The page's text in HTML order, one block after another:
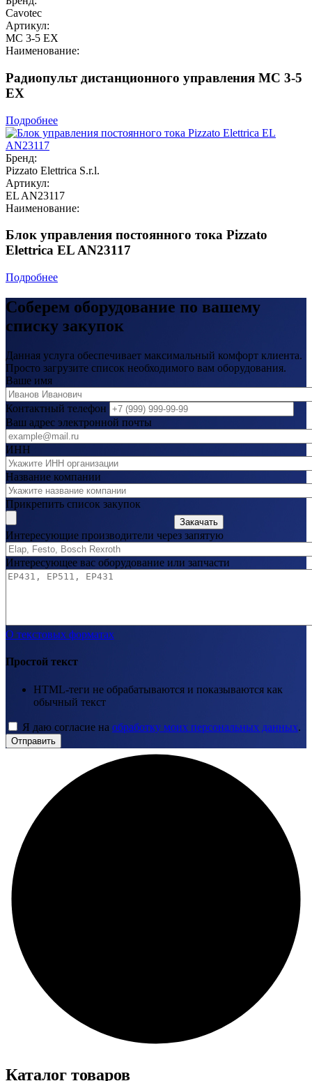
Cavotec
Артикул:
MC 3-5 EX
Наименование:
Радиопульт дистанционного управления MC 3-5
EX
Подробнее
Бренд:
Pizzato Elettrica S.r.l.
Артикул:
EL AN23117
Наименование:
Блок управления постоянного тока Pizzato
Elettrica EL AN23117
Подробнее
Соберем оборудование по вашему
списку закупок
Данная услуга обеспечивает максимальный комфорт клиента.
Просто загрузите список необходимого вам оборудования.
Ваше имя
Контактный телефон
Ваш адрес электронной почты
ИНН
Название компании
Прикрепить список закупок
Закачать
Интересующие производители через запятую
Интересующее вас оборудование или запчасти
О текстовых форматах
Простой текст
HTML-теги не обрабатываются и показываются как
обычный текст
Я даю согласие на обработку моих персональных данных.
Отправить
Каталог товаров